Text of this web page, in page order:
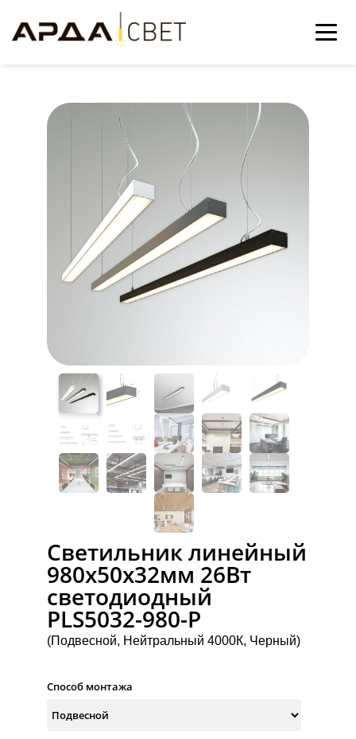
Светильник линейный
980х50х32мм 26Вт
светодиодный
PLS5032-980-P
(Подвесной, Нейтральный 4000К, Черный)
Способ монтажа